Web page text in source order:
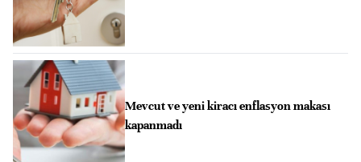
Mevcut ve yeni kiracı enflasyon makası
kapanmadı